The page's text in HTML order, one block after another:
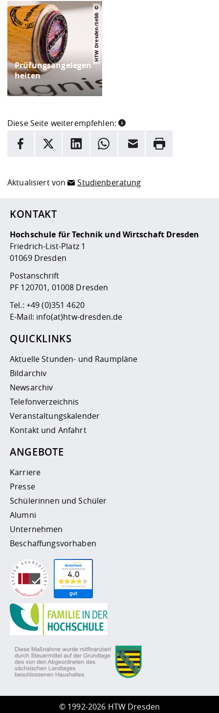
Prüfungsangelegen
heiten
HTW Dresden/Sebb
Diese Seite weiterempfehlen:
INFORMATION
Hier stehen weitere Informationen und ein Link zur
Facebook
X LinkedInWhatsappE-Mail Drucken
Aktualisiert von Studienberatung
KONTAKT
Hochschule für Technik und Wirtschaft Dresden
Friedrich-List-Platz 1
01069 Dresden
Postanschrift
PF 120701, 01008 Dresden
Tel.: +49 (0)351 4620
E-Mail: info(at)htw-dresden.de
QUICKLINKS
Aktuelle Stunden- und Raumpläne
Bildarchiv
Newsarchiv
Telefonverzeichnis
Veranstaltungskalender
Kontakt und Anfahrt
ANGEBOTE
Karriere
Presse
Schülerinnen und Schüler
Alumni
Unternehmen
Beschaffungsvorhaben
© 1992-2026 HTW Dresden